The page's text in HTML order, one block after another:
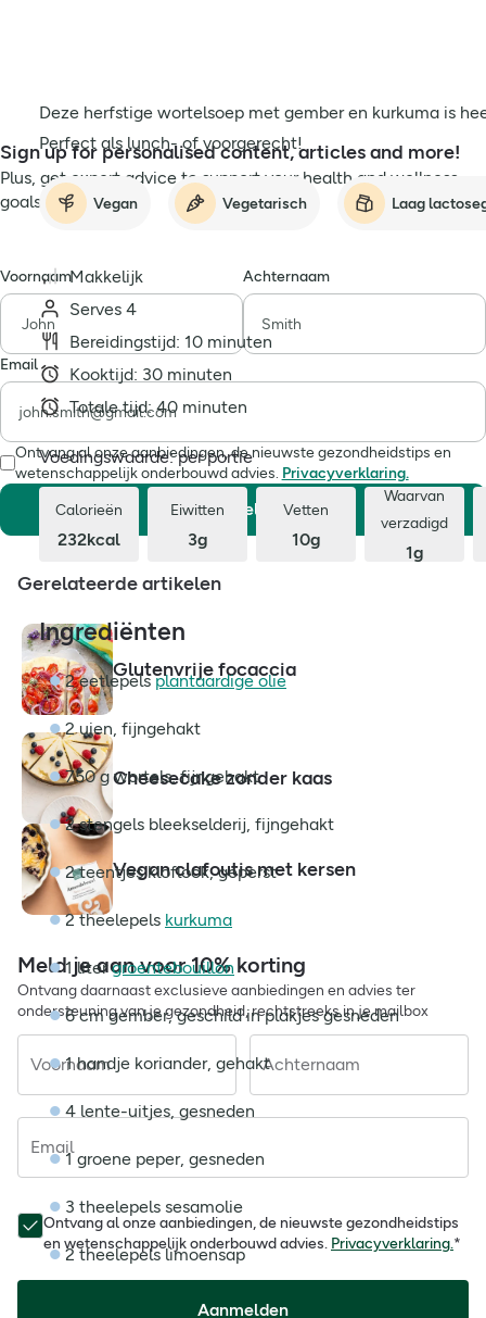
Deze herfstige wortelsoep met gember en kurkuma is
Perfect als lunch- of voorgerecht!
Vegan Vegetarisch Laag
Makkelijk
Serves 4
Bereidingstijd: 10 minuten
Kooktijd: 30 minuten
Totale tijd: 40 minuten
Voedingswaarde: per portie
Calorieën
232kcal
Eiwitten
3g
Vetten
10g
Waarvan
verzadigd
1g
Ingrediënten
2 eetlepelsplantaardige olie
2 uien, fijngehakt
750 g wortels, fijngehakt
2 stengels bleekselderij, fijngehakt
2 teentjes kloflook, geperst
2 theelepels kurkuma
1 litergroentebouillon
6 cm gember, geschild in plakjes gesneden
1 handje koriander, gehakt
4 lente-uitjes, gesneden
1 groene peper, gesneden
3 theelepels sesamolie
2 theelepels limoensap
Sign up for personalised content, articles and more!
Plus, get expert advice to support your health and wellness
goals!
Voornaam Achternaam
Email
Ontvang al onze aanbiedingen, de nieuwste gezondheidstips en
wetenschappelijk onderbouwd advies. Privacyverklaring.
Aanmelden
Gerelateerde artikelen
Glutenvrije focaccia
Cheesecake zonder kaas
Vegan clafoutis met kersen
Meld je aan voor 10% korting
Ontvang daarnaast exclusieve aanbiedingen en advies ter
ondersteuning van je gezondheid, rechtstreeks in je mailbox
Voornaam Achternaam
Email
Ontvang al onze aanbiedingen, de nieuwste gezondheidstips
en wetenschappelijk onderbouwd advies. Privacyverklaring.*
Aanmelden